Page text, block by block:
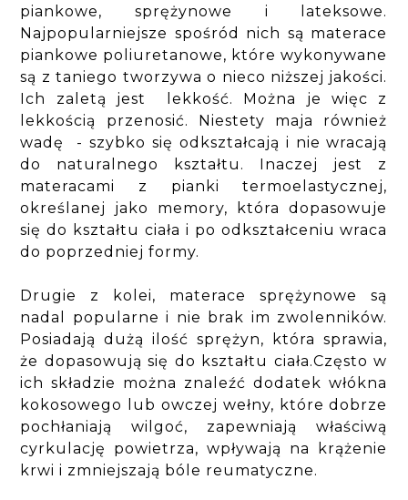
piankowe, sprężynowe i lateksowe.
Najpopularniejsze spośród nich są materace
piankowe poliuretanowe, które wykonywane
są z taniego tworzywa o nieco niższej jakości.
Ich zaletą jest lekkość. Można je więc z
lekkością przenosić. Niestety maja również
wadę - szybko się odkształcają i nie wracają
do naturalnego kształtu. Inaczej jest z
materacami z pianki termoelastycznej,
określanej jako memory, która dopasowuje
się do kształtu ciała i po odkształceniu wraca
do poprzedniej formy.
Drugie z kolei, materace sprężynowe są
nadal popularne i nie brak im zwolenników.
Posiadają dużą ilość sprężyn, która sprawia,
że dopasowują się do kształtu ciała.Często w
ich składzie można znaleźć dodatek włókna
kokosowego lub owczej wełny, które dobrze
pochłaniają wilgoć, zapewniają właściwą
cyrkulację powietrza, wpływają na krążenie
krwi i zmniejszają bóle reumatyczne.